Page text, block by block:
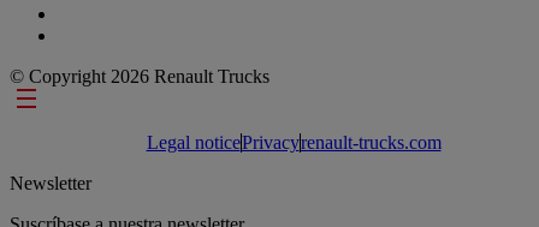
© Copyright 2026 Renault Trucks
Footer links
Legal noticePrivacyrenault-trucks.com
Newsletter